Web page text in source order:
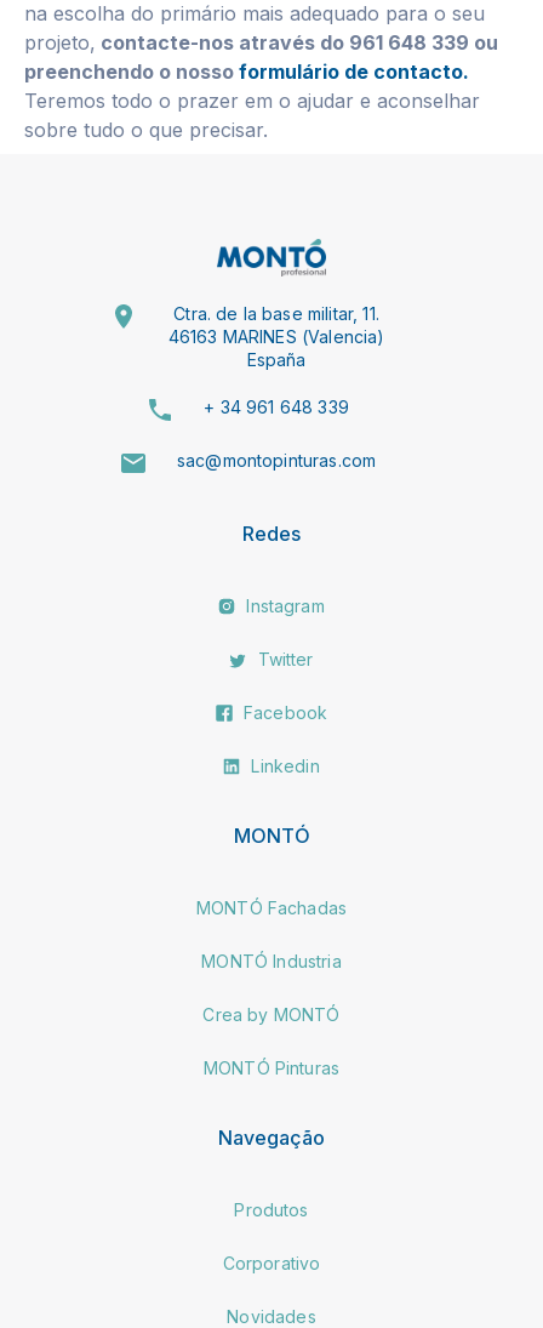
na escolha do primário mais adequado para o seu
projeto, contacte-nos através do 961 648 339 ou
preenchendo o nosso formulário de contacto.
Teremos todo o prazer em o ajudar e aconselhar
sobre tudo o que precisar.
Ctra. de la base militar, 11.
46163 MARINES (Valencia)
España
+ 34 961 648 339
sac@montopinturas.com
Redes
Instagram
Twitter
Facebook
Linkedin
MONTÓ
MONTÓ Fachadas
MONTÓ Industria
Crea by MONTÓ
MONTÓ Pinturas
Navegação
Produtos
Corporativo
Novidades